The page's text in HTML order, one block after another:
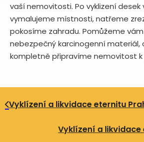
vaší nemovitosti. Po vyklizení
vymalujeme místnosti, natřeme
pokosíme zahradu. Pomůžeme
nebezpečný karcinogenní materiál,
kompletně připravíme nemovitost k
Vyklízení a likvidace eternitu
Vyklízení a likvidace